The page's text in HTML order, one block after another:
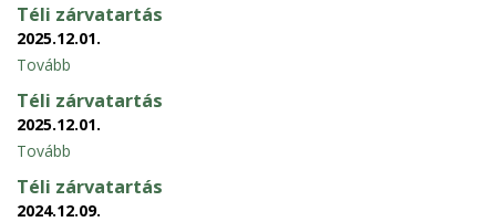
Téli zárvatartás
2025.12.01.
Tovább
Téli zárvatartás
2025.12.01.
Tovább
Téli zárvatartás
2024.12.09.